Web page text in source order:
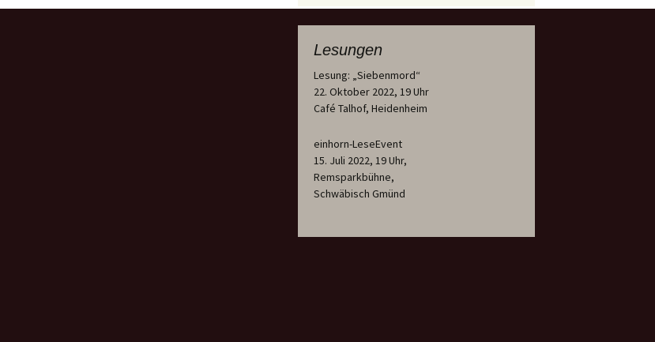
Lesungen
Lesung: „Siebenmord“
22. Oktober 2022, 19 Uhr
Café Talhof, Heidenheim
einhorn-LeseEvent
15. Juli 2022, 19 Uhr,
Remsparkbühne,
Schwäbisch Gmünd